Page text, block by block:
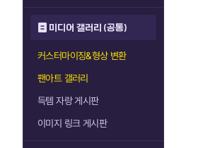
미디어 갤러리 (공통)
커스터마이징&형상 변환
팬아트 갤러리
득템 자랑 게시판
이미지 링크 게시판